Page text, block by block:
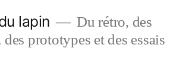
lapin
Du rétro, des
prototypes et des essais